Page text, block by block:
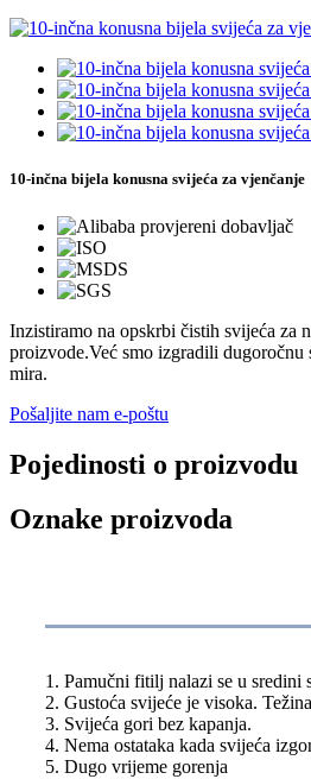
10-inčna bijela konusna svijeća za vjenčanje
Inzistiramo na opskrbi čistih svijeća za
proizvode.Već smo izgradili
mira.
Pošaljite nam e-poštu
Pojedinosti o proizvodu
Oznake proizvoda
1. Pamučni fitilj nalazi se u sredini
2. Gustoća svijeće je visoka.
3. Svijeća gori bez kapanja.
4. Nema ostataka kada svijeća
5. Dugo vrijeme gorenja